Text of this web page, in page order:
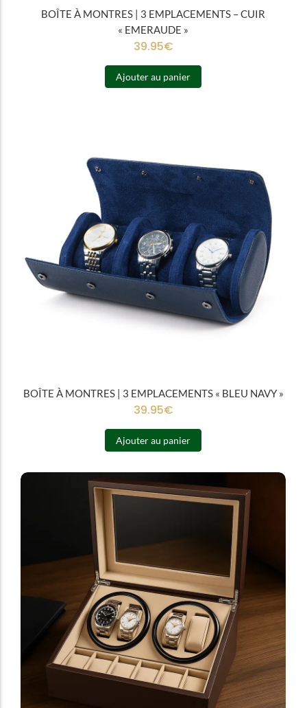
BOÎTE À MONTRES | 3 EMPLACEMENTS – CUIR
« EMERAUDE »
39.95€
Ajouter au panier
BOÎTE À MONTRES | 3 EMPLACEMENTS « BLEU NAVY »
39.95€
Ajouter au panier